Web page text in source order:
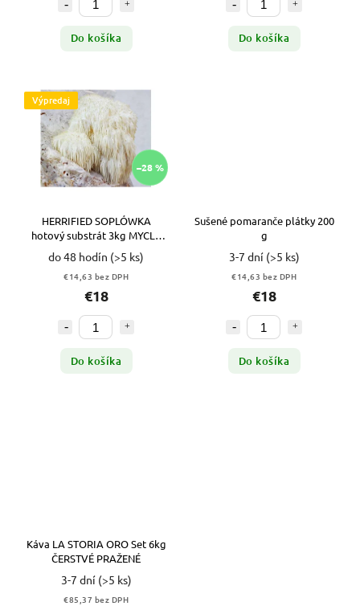
Do košíka Do košíka
Výpredaj
–28 %
HERRIFIED SOPLÓWKA
hotový substrát 3kg MYCLE
VYPR
do 48 hodín (>5 ks)
€14,63 bez DPH
€18
Do košíka
Sušené pomaranče plátky 200
g
3-7 dní (>5 ks)
€14,63 bez DPH
€18
Do košíka
Káva LA STORIA ORO Set 6kg
ČERSTVÉ PRAŽENÉ
3-7 dní (>5 ks)
€85,37 bez DPH